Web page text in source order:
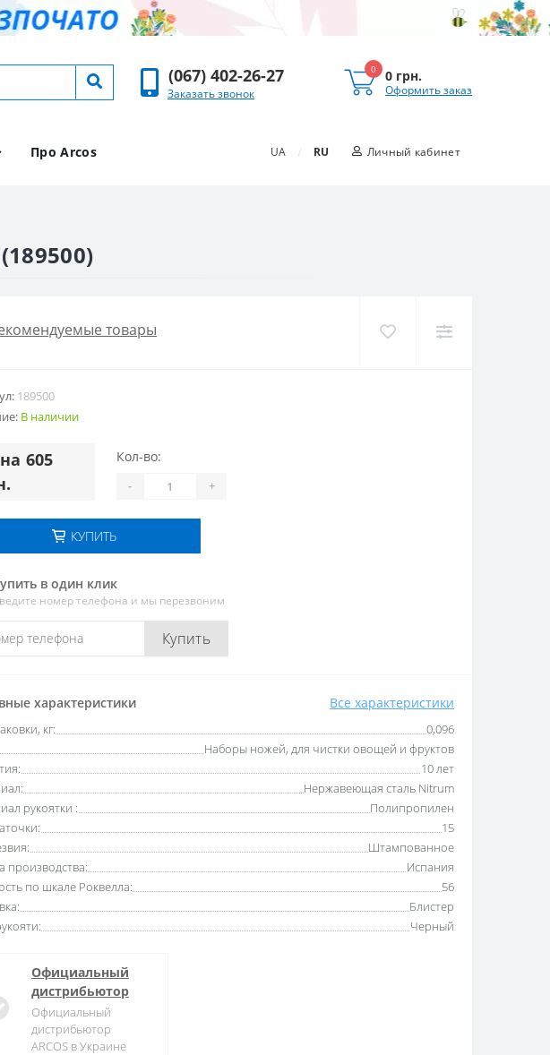
(067) 402-26-27
Заказать звонок
0 0 грн.
Оформить заказ
Про Arcos UA / RU Личный кабинет
товары
189500
В наличии
605
Кол-во:
- +
КУПИТЬ
в один клик
номер телефона и мы перезвоним
Купить
характеристики Все характеристики
кг:
0,096
Наборы ножей, для чистки овощей и фруктов
10 лет
Нержавеющая сталь Nitrum
рукоятки :
Полипропилен
15
Штампованное
производства:
Испания
по шкале Роквелла:
56
Блистер
Черный
Официальный
дистрибьютор
Официальный
дистрибьютор
ARCOS в Украине